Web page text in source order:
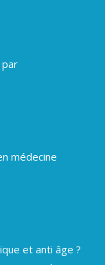
médecine
et anti âge ?